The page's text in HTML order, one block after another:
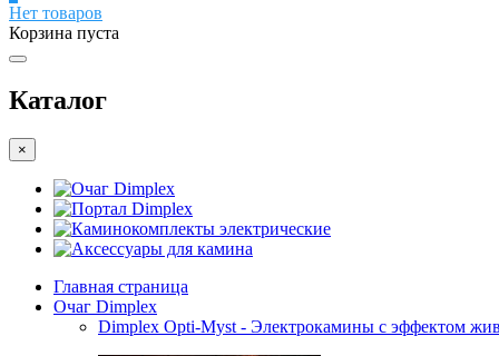
Нет товаров
Корзина пуста
Каталог
×
Очаг Dimplex
Портал Dimplex
Каминокомплекты электрические
Аксессуары для камина
Главная страница
Очаг Dimplex
Dimplex Opti-Myst - Электрокамины с эффектом